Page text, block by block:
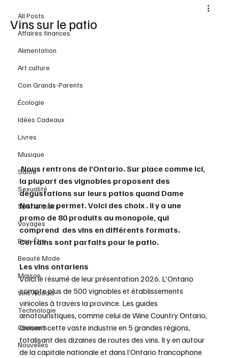
All Posts
Affaires finances
Alimentation
Art culture
Coin Grands-Parents
Écologie
Idées Cadeaux
Livres
Musique
Santé
Sexualité
Sports loisirs
Voyages
Bien-Être
Beauté Mode
Maison
Vins Alcools
Technologie
Concours
Nouvelles
Vins sur le patio
Nous rentrons de l’Ontario. Sur place comme ici,
la plupart des vignobles proposent des
dégustations sur leurs patios quand Dame
Nature le permet. Voici des choix . Il y a une
promo de 80 produits au monopole, qui
comprend  des vins en différents formats.
Certains sont parfaits pour le patio.
Les vins ontariens
Voici le résumé de leur présentation 2026. L'Ontario
compte plus de 500 vignobles et établissements
vinicoles à travers la province. Les guides
œnotouristiques, comme celui de Wine Country Ontario,
divisent cette vaste industrie en 5 grandes régions,
totalisant des dizaines de routes des vins. Il y en autour
de la capitale nationale et dans l’Ontario francophone